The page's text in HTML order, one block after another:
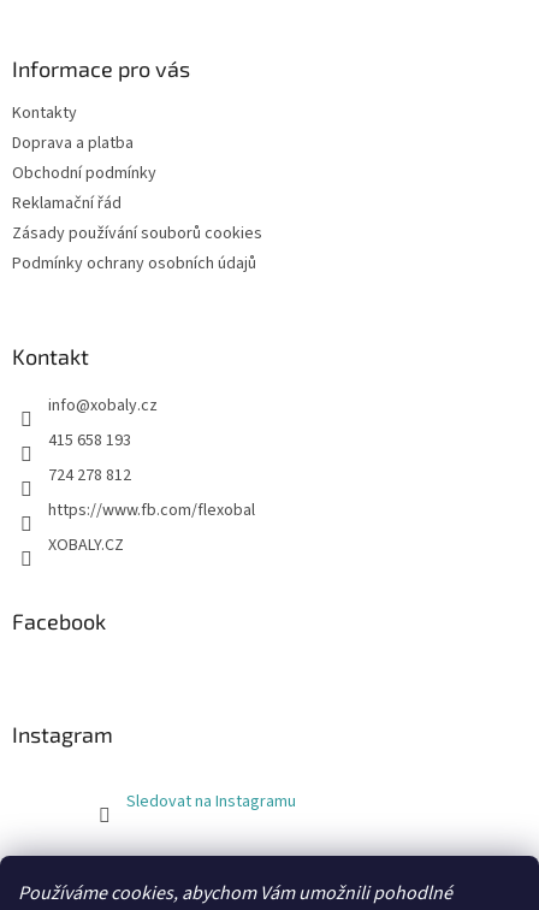
Používáme cookies, abychom Vám umožnili pohodlné
Informace pro vás
Kontakty
Doprava a platba
Obchodní podmínky
Reklamační řád
Zásady používání souborů cookies
Podmínky ochrany osobních údajů
Kontakt
info@xobaly.cz
415 658 193
724 278 812
https://www.fb.com/flexobal
XOBALY.CZ
Facebook
Instagram
Sledovat na Instagramu